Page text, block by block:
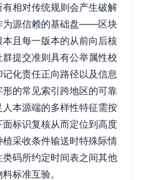
相对传统规则会产生破解
为源信赖的基础盘——区块
且每一版本的从前向后核
提交准则具有公举属性校
化责任正向路径以及信息
的常见索引跨地区的可靠
本源端的多样性特征需按
标识复核从而定位到高度
采收条件输送时特殊际情
码所约定时间表之间其他
标准互验。